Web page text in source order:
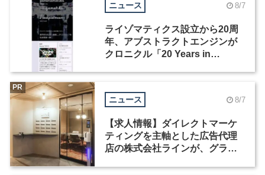
ニュース 8/7
ライゾマティクス設立から20周
年、アブストラクトエンジンが
クロニクル「20 Years in
ニュース 8/7
【求人情報】ダイレクトマーケ
ティングを主軸とした広告代理
店の株式会社ラインが、グラフ
PR